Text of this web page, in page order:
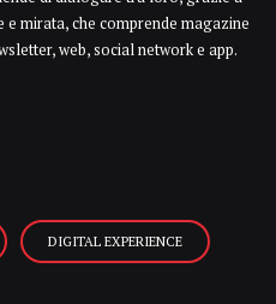
mirata, che comprende magazine
web, social network e app.
DIGITAL EXPERIENCE